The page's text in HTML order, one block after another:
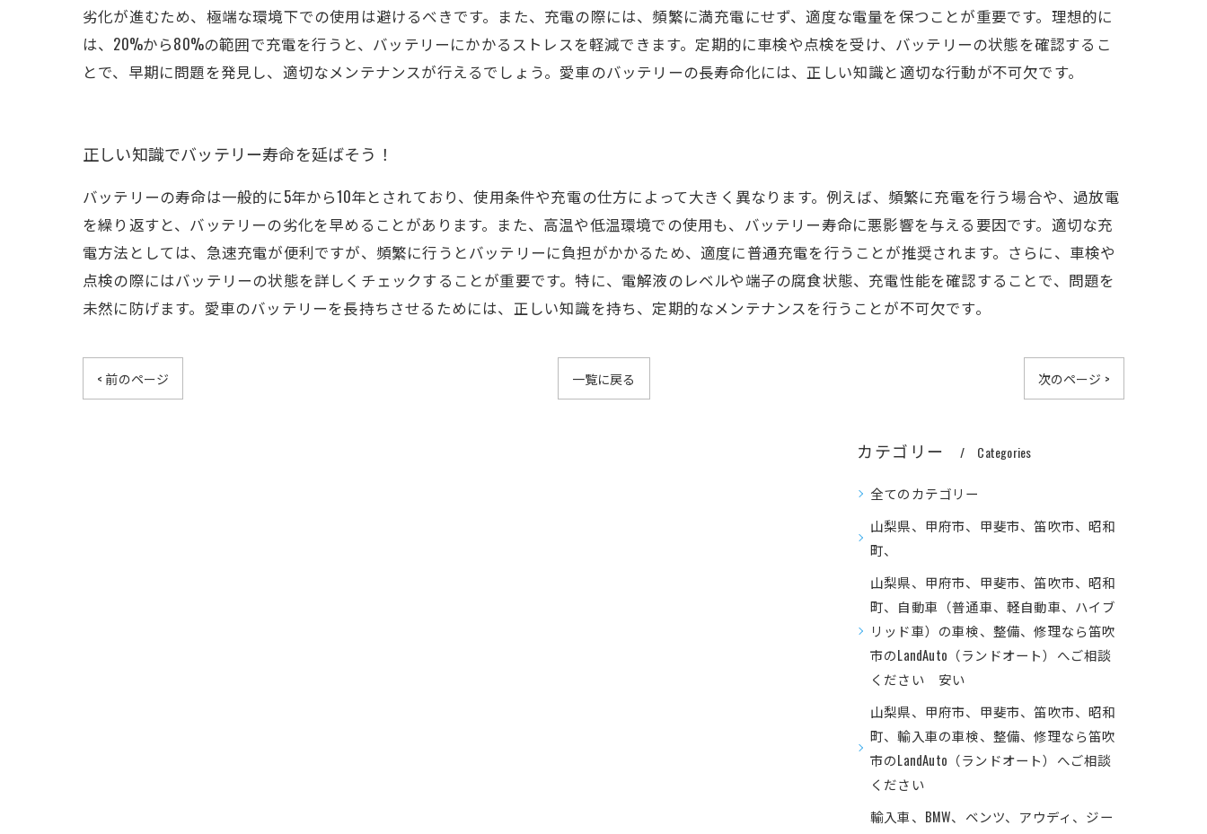
劣化が進むため、極端な環境下での使用は避けるべきです。また、充電の際には、頻繁に満充電にせず、適度な電量を保つことが重要です。理想的に
は、20%から80%の範囲で充電を行うと、バッテリーにかかるストレスを軽減できます。定期的に車検や点検を受け、バッテリーの状態を確認するこ
とで、早期に問題を発見し、適切なメンテナンスが行えるでしょう。愛車のバッテリーの長寿命化には、正しい知識と適切な行動が不可欠です。
正しい知識でバッテリー寿命を延ばそう！
バッテリーの寿命は一般的に5年から10年とされており、使用条件や充電の仕方によって大きく異なります。例えば、頻繁に充電を行う場合や、過放電
を繰り返すと、バッテリーの劣化を早めることがあります。また、高温や低温環境での使用も、バッテリー寿命に悪影響を与える要因です。適切な充
電方法としては、急速充電が便利ですが、頻繁に行うとバッテリーに負担がかかるため、適度に普通充電を行うことが推奨されます。さらに、車検や
点検の際にはバッテリーの状態を詳しくチェックすることが重要です。特に、電解液のレベルや端子の腐食状態、充電性能を確認することで、問題を
未然に防げます。愛車のバッテリーを長持ちさせるためには、正しい知識を持ち、定期的なメンテナンスを行うことが不可欠です。
< 前のページ 一覧に戻る 次のページ >
カテゴリー Categories
全てのカテゴリー
山梨県、甲府市、甲斐市、笛吹市、昭和
町、
山梨県、甲府市、甲斐市、笛吹市、昭和
町、自動車（普通車、軽自動車、ハイブ
リッド車）の車検、整備、修理なら笛吹
市のLandAuto（ランドオート）へご相談
ください 安い
山梨県、甲府市、甲斐市、笛吹市、昭和
町、輸入車の車検、整備、修理なら笛吹
市のLandAuto（ランドオート）へご相談
ください
輸入車、BMW、ベンツ、アウディ、ジー